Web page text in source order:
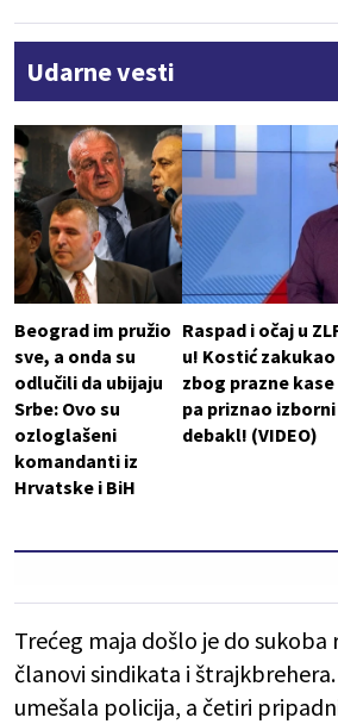
Udarne vesti
Beograd im pružio
sve, a onda su
odlučili da ubijaju
Srbe: Ovo su
ozloglašeni
komandanti iz
Hrvatske i BiH
Raspad i očaj u
u! Kostić zakukao
zbog prazne kase
pa priznao izborni
debakl! (VIDEO)
Trećeg maja došlo je do sukoba
članovi sindikata i
umešala policija, a četiri